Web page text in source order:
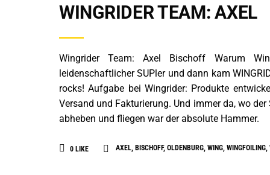
WINGRIDER TEAM: AXEL
Wingrider Team: Axel Bischoff Warum
leidenschaftlicher SUPler und dann kam
rocks! Aufgabe bei Wingrider: Produkte
Versand und Fakturierung. Und immer da, wo
abheben und fliegen war der absolute Hammer.
0 LIKE AXEL, BISCHOFF, OLDENBURG, WING, WINGFOILING,